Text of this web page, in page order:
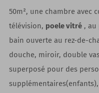
50m², une chambre avec
télévision, poele vitré , au
bain ouverte au rez-de-
douche, miroir, double
superposé pour des